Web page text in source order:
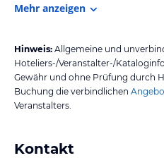
Mehr anzeigen
Hinweis: Allgemeine und
Hoteliers-/Veranstalter-/
Gewähr und ohne Prüfung durch
Buchung die verbindlichen
Veranstalters.
Kontakt